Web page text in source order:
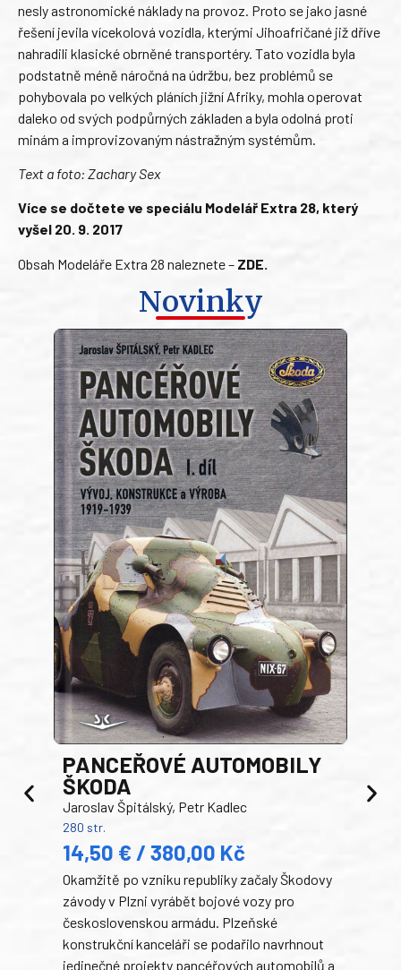
nesly astronomické náklady na provoz. Proto se jako jasné
řešení jevila vícekolová vozidla, kterými Jihoafričané již dříve
nahradili klasické obrněné transportéry. Tato vozidla byla
podstatně méně náročná na údržbu, bez problémů se
pohybovala po velkých pláních jižní Afriky, mohla operovat
daleko od svých podpůrných základen a byla odolná proti
minám a improvizovaným nástražným systémům.
Text a foto: Zachary Sex
Více se dočtete ve speciálu Modelář Extra 28, který
vyšel 20. 9. 2017
Obsah Modeláře Extra 28 naleznete – ZDE.
Novinky
PANCEŘOVÉ AUTOMOBILY
ŠKODA
Jaroslav Špitálský, Petr Kadlec
280 str.
14,50 € / 380,00 Kč
Okamžitě po vzniku republiky začaly Škodovy
závody v Plzni vyrábět bojové vozy pro
československou armádu. Plzeňské
konstrukční kanceláři se podařilo navrhnout
jedinečné projekty pancéřových automobilů a